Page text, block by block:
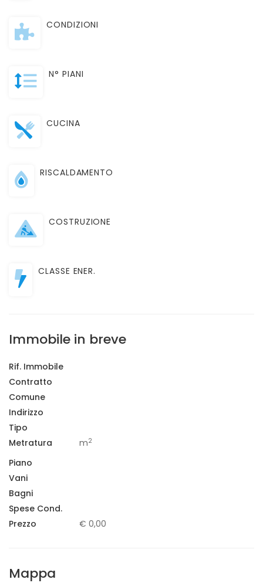
CONDIZIONI
N° PIANI
CUCINA
RISCALDAMENTO
COSTRUZIONE
CLASSE ENER.
Immobile in breve
Rif. Immobile
Contratto
Comune
Indirizzo
Tipo
Metratura
m2
Piano
Vani
Bagni
Spese Cond.
Prezzo
€ 0,00
Mappa